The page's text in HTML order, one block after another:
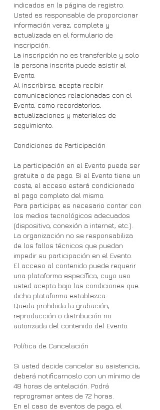
indicados en la página de registro.
Usted es responsable de proporcionar
información veraz, completa y
actualizada en el formulario de
inscripción.
La inscripción no es transferible y solo
la persona inscrita puede asistir al
Evento.
Al inscribirse, acepta recibir
comunicaciones relacionadas con el
Evento, como recordatorios,
actualizaciones y materiales de
seguimiento.
Condiciones de Participación
La participación en el Evento puede ser
gratuita o de pago. Si el Evento tiene un
coste, el acceso estará condicionado
al pago completo del mismo.
Para participar, es necesario contar con
los medios tecnológicos adecuados
(dispositivo, conexión a internet, etc.).
La organización no se responsabiliza
de los fallos técnicos que puedan
impedir su participación en el Evento.
El acceso al contenido puede requerir
una plataforma específica, cuyo uso
usted acepta bajo las condiciones que
dicha plataforma establezca.
Queda prohibida la grabación,
reproducción o distribución no
autorizada del contenido del Evento.
Política de Cancelación
Si usted decide cancelar su asistencia,
deberá notificarnoslo con un mínimo de
48 horas de antelación. Podrá
reprogramar antes de 72 horas.
En el caso de eventos de pago, el